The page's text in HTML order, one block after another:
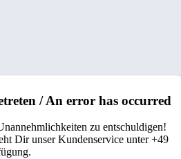
/ An error has occurred
zu entschuldigen!
Dir unser Kundenservice unter +49